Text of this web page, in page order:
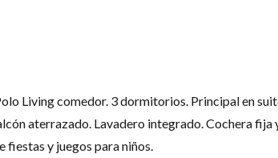
Living comedor. 3 dormitorios. Principal en
aterrazado. Lavadero integrado. Cochera fija
fiestas y juegos para niños.